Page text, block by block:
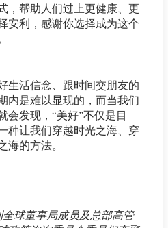
，帮助人们过上更健康、更
安利，感谢你选择成为这个
生活信念、跟时间交朋友的
内是难以显现的，而当我们
会发现，“美好”不仅是目
种让我们穿越时光之海、穿
海的方法。
球董事局成员及总部高管